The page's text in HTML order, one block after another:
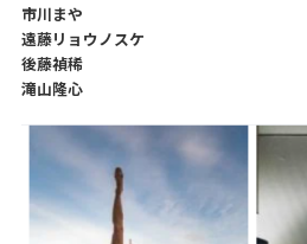
市川まや
遠藤リョウノスケ
後藤禎稀
滝山隆心